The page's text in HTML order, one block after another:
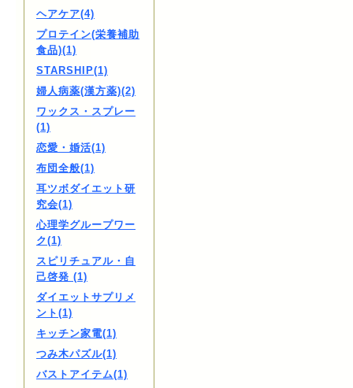
ヘアケア(4)
プロテイン(栄養補助
食品)(1)
STARSHIP(1)
婦人病薬(漢方薬)(2)
ワックス・スプレー
(1)
恋愛・婚活(1)
布団全般(1)
耳ツボダイエット研
究会(1)
心理学グループワー
ク(1)
スピリチュアル・自
己啓発 (1)
ダイエットサプリメ
ント(1)
キッチン家電(1)
つみ木パズル(1)
バストアイテム(1)